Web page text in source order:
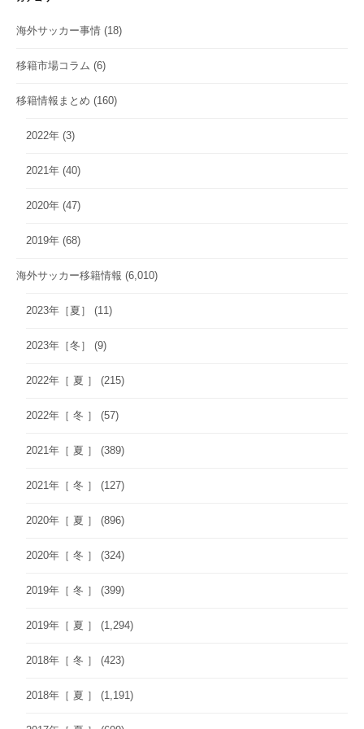
海外サッカー事情 (18)
移籍市場コラム (6)
移籍情報まとめ (160)
2022年 (3)
2021年 (40)
2020年 (47)
2019年 (68)
海外サッカー移籍情報 (6,010)
2023年［夏］ (11)
2023年［冬］ (9)
2022年［ 夏 ］ (215)
2022年［ 冬 ］ (57)
2021年［ 夏 ］ (389)
2021年［ 冬 ］ (127)
2020年［ 夏 ］ (896)
2020年［ 冬 ］ (324)
2019年［ 冬 ］ (399)
2019年［ 夏 ］ (1,294)
2018年［ 冬 ］ (423)
2018年［ 夏 ］ (1,191)